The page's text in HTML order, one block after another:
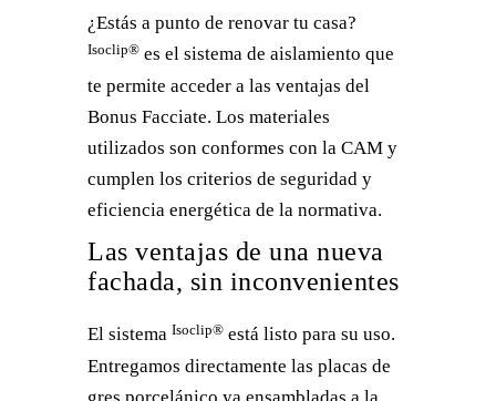
¿Estás a punto de renovar tu casa?
Isoclip® es el sistema de aislamiento que
te permite acceder a las ventajas del
Bonus Facciate. Los materiales
utilizados son conformes con la CAM y
cumplen los criterios de seguridad y
eficiencia energética de la normativa.
Las ventajas de una nueva
fachada, sin inconvenientes
El sistema Isoclip® está listo para su uso.
Entregamos directamente las placas de